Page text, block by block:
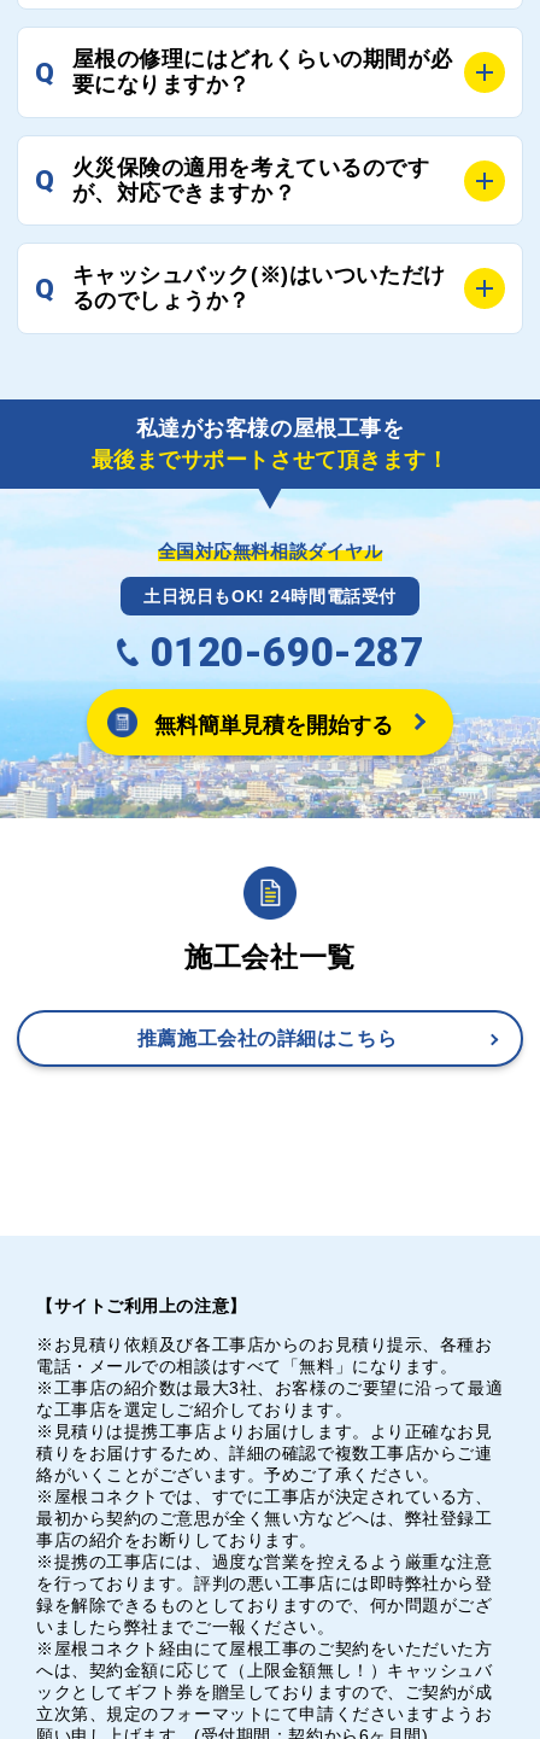
れる必要はございませんので、いつでもお気軽にご相
談ください。
工事業者にもよりますが、おおよそ現地調査後3日～1
週間前後にはお届けできます。
ご連絡いただき、屋根コネクトから直ちに紹介の工事
業者へ状況確認の連絡をし、即時対応するよう指示を
いたしますので、お気軽にお申し付けください。
Q
屋根の修理にはどれくらいの期間が必
要になりますか？
工事業者の状況や屋根の状態、工事の内容、天候によ
って工事期間は変わりますが、目安としては、おおよ
また、急ぎの場合などは屋根コネクトとしても全面的
にご協力いたしますので、ご相談ください。可能な限
り期間を短縮できる状況の工事業者を選定させていた
だきます。
Q
火災保険の適用を考えているのです
が、対応できますか？
風災補償を適用される場合は、専門家による視察と必
Q
キャッシュバック(※)はいついただけ
るのでしょうか？
了しましたら、キャッシュバック(※)申込みフォーム
に各項目を入力いただいた上で送信してください。
その内容を屋根コネクトが確認できた日時から翌月末
までには送付手配させていただきます。
※キャッシュバックの金額は契約金額によって異なり
ます。
私達がお客様の屋根工事を
最後までサポートさせて頂きます！
全国対応無料相談ダイヤル
土日祝日もOK! 24時間電話受付
0120-690-287
無料簡単見積を開始する
施工会社一覧
推薦施工会社の詳細はこちら
【サイトご利用上の注意】
※お見積り依頼及び各工事店からのお見積り提示、各種お
電話・メールでの相談はすべて「無料」になります。
※工事店の紹介数は最大3社、お客様のご要望に沿って最適
な工事店を選定しご紹介しております。
※見積りは提携工事店よりお届けします。より正確なお見
積りをお届けするため、詳細の確認で複数工事店からご連
絡がいくことがございます。予めご了承ください。
※屋根コネクトでは、すでに工事店が決定されている方、
最初から契約のご意思が全く無い方などへは、弊社登録工
事店の紹介をお断りしております。
※提携の工事店には、過度な営業を控えるよう厳重な注意
を行っております。評判の悪い工事店には即時弊社から登
録を解除できるものとしておりますので、何か問題がござ
いましたら弊社までご一報ください。
※屋根コネクト経由にて屋根工事のご契約をいただいた方
へは、契約金額に応じて（上限金額無し！）キャッシュバ
ックとしてギフト券を贈呈しておりますので、ご契約が成
立次第、規定のフォーマットにて申請くださいますようお